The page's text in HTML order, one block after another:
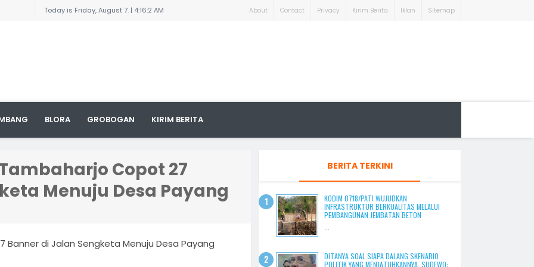
Area
Today is Friday, August 7. | 4:16:2 AM About Contact Privacy Kirim Berita Iklan Sitemap
BLORA GROBOGAN KIRIM BERITA
Copot 27
Menuju Desa Payang
di Jalan Sengketa Menuju Desa Payang
BERITA TERKINI
KODIM 0718/PATI WUJUDKAN
INFRASTRUKTUR BERKUALITAS MELALUI
PEMBANGUNAN JEMBATAN BETON
DITANYA SOAL SIAPA DALANG SKENARIO
POLITIK YANG MENJATUHKANNYA, SUDEWO: